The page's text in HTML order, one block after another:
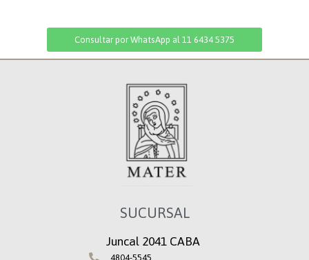
Consultar por WhatsApp al 11 6434 5375
SUCURSAL
Juncal 2041 CABA